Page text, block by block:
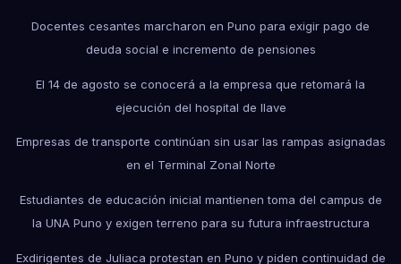
Docentes cesantes marcharon en Puno para exigir pago de
deuda social e incremento de pensiones
El 14 de agosto se conocerá a la empresa que retomará la
ejecución del hospital de Ilave
Empresas de transporte continúan sin usar las rampas asignadas
en el Terminal Zonal Norte
Estudiantes de educación inicial mantienen toma del campus de
la UNA Puno y exigen terreno para su futura infraestructura
Exdirigentes de Juliaca protestan en Puno y piden continuidad de